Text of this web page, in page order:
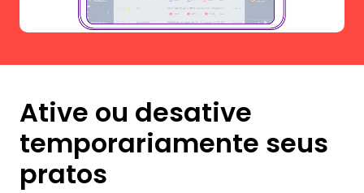
Ative ou desative
temporariamente seus
pratos